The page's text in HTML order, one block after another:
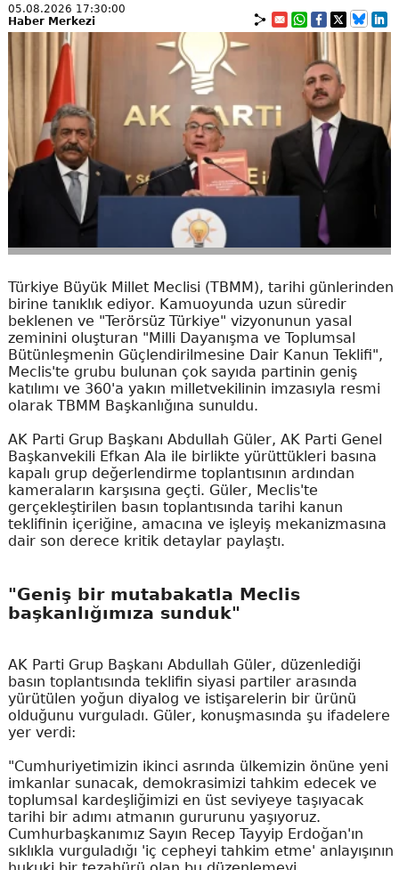
05.08.2026 17:30:00
Haber Merkezi
Türkiye Büyük Millet Meclisi (TBMM), tarihi günlerinden
birine tanıklık ediyor. Kamuoyunda uzun süredir
beklenen ve "Terörsüz Türkiye" vizyonunun yasal
zeminini oluşturan "Milli Dayanışma ve Toplumsal
Bütünleşmenin Güçlendirilmesine Dair Kanun Teklifi",
Meclis'te grubu bulunan çok sayıda partinin geniş
katılımı ve 360'a yakın milletvekilinin imzasıyla resmi
olarak TBMM Başkanlığına sunuldu.
AK Parti Grup Başkanı Abdullah Güler, AK Parti Genel
Başkanvekili Efkan Ala ile birlikte yürüttükleri basına
kapalı grup değerlendirme toplantısının ardından
kameraların karşısına geçti. Güler, Meclis'te
gerçekleştirilen basın toplantısında tarihi kanun
teklifinin içeriğine, amacına ve işleyiş mekanizmasına
dair son derece kritik detaylar paylaştı.
"Geniş bir mutabakatla Meclis
başkanlığımıza sunduk"
AK Parti Grup Başkanı Abdullah Güler, düzenlediği
basın toplantısında teklifin siyasi partiler arasında
yürütülen yoğun diyalog ve istişarelerin bir ürünü
olduğunu vurguladı. Güler, konuşmasında şu ifadelere
yer verdi:
"Cumhuriyetimizin ikinci asrında ülkemizin önüne yeni
imkanlar sunacak, demokrasimizi tahkim edecek ve
toplumsal kardeşliğimizi en üst seviyeye taşıyacak
tarihi bir adımı atmanın gururunu yaşıyoruz.
Cumhurbaşkanımız Sayın Recep Tayyip Erdoğan'ın
sıklıkla vurguladığı 'iç cepheyi tahkim etme' anlayışının